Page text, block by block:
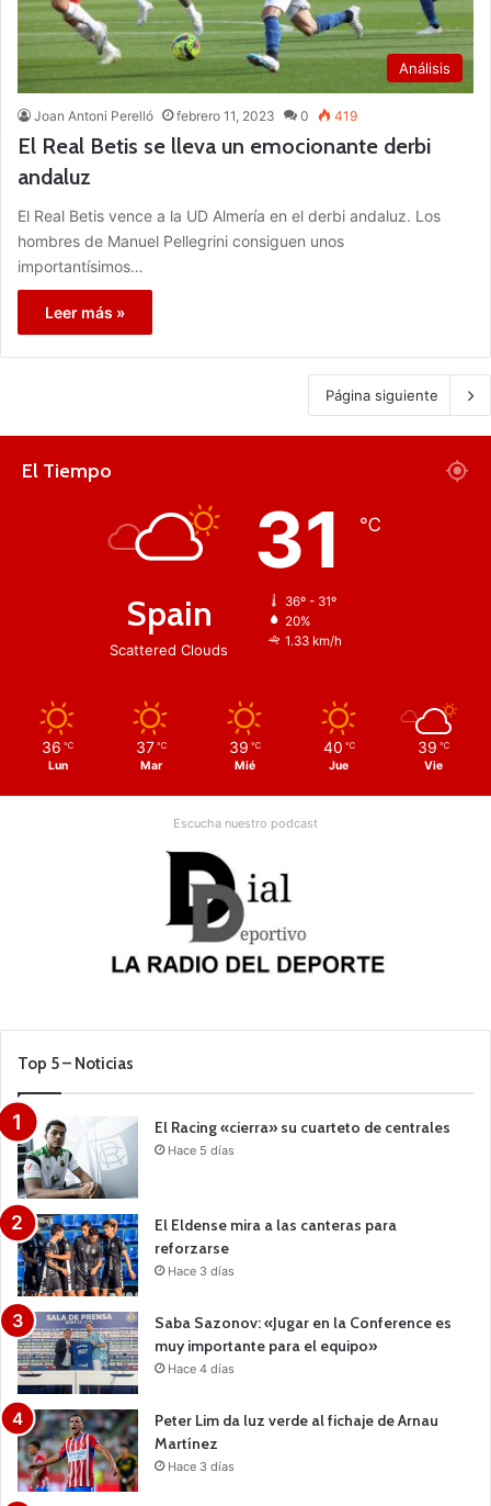
Análisis
Joan Antoni Perelló febrero 11, 2023 0 419
El Real Betis se lleva un emocionante derbi
andaluz
El Real Betis vence a la UD Almería en el derbi andaluz. Los
hombres de Manuel Pellegrini consiguen unos
importantísimos…
Leer más »
Página siguiente
El Tiempo
Spain
Scattered Clouds
31 ℃
36º - 31º
20%
1.33 km/h
36 ℃
Lun
37 ℃
Mar
39 ℃
Mié
40 ℃
Jue
39 ℃
Vie
Escucha nuestro podcast
Top 5 – Noticias
El Racing «cierra» su cuarteto de centrales
Hace 5 días
El Eldense mira a las canteras para
reforzarse
Hace 3 días
Saba Sazonov: «Jugar en la Conference es
muy importante para el equipo»
Hace 4 días
Peter Lim da luz verde al fichaje de Arnau
Martínez
Hace 3 días